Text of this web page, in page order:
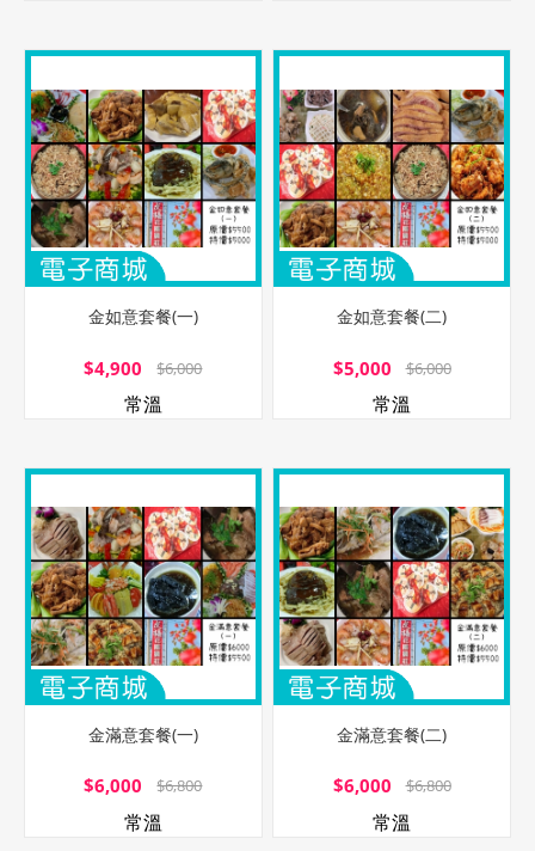
金如意套餐(一)
$4,900 $6,000
常溫
金如意套餐(二)
$5,000 $6,000
常溫
金滿意套餐(一)
$6,000 $6,800
常溫
金滿意套餐(二)
$6,000 $6,800
常溫